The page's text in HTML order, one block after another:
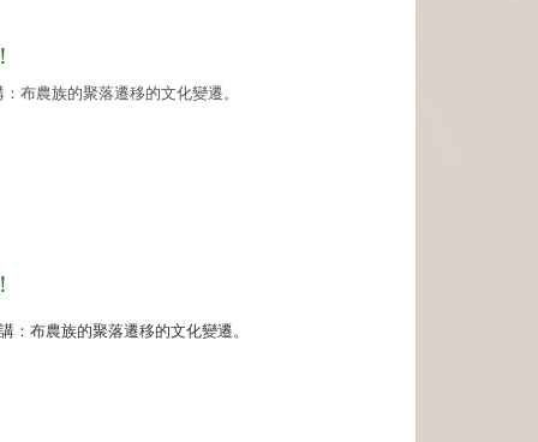
布農族的聚落遷移的文化變遷。
：布農族的聚落遷移的文化變遷。